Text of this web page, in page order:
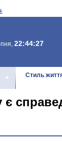
22:44:27
Стиль
є